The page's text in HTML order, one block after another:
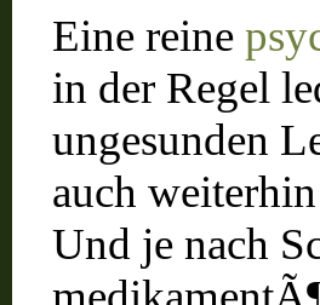
Eine reine
in der Regel
ungesunden
auch
Und je nach